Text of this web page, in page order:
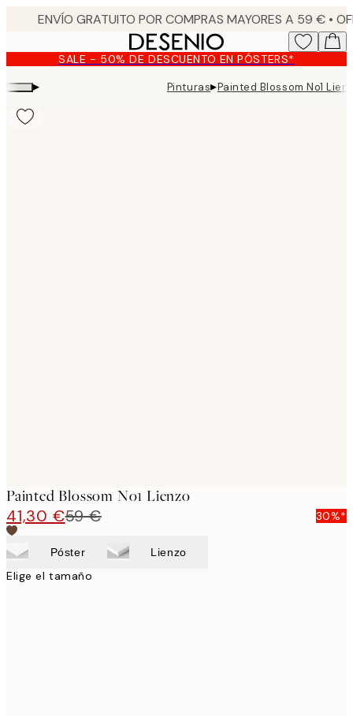
content.SALE - 50% DE DESCUENTO EN PÓSTERS*
▸ Pinturas▸Painted Blossom No1
Painted Blossom No1 Lienzo
41,30 €59 € 30%*
Póster Lienzo
Elige el tamaño